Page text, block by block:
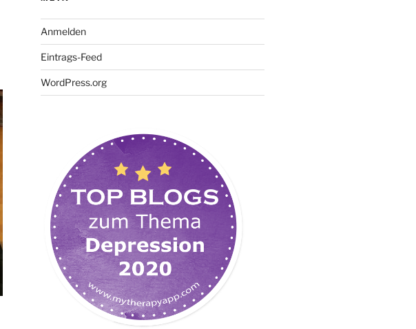
Anmelden
Eintrags-Feed
WordPress.org